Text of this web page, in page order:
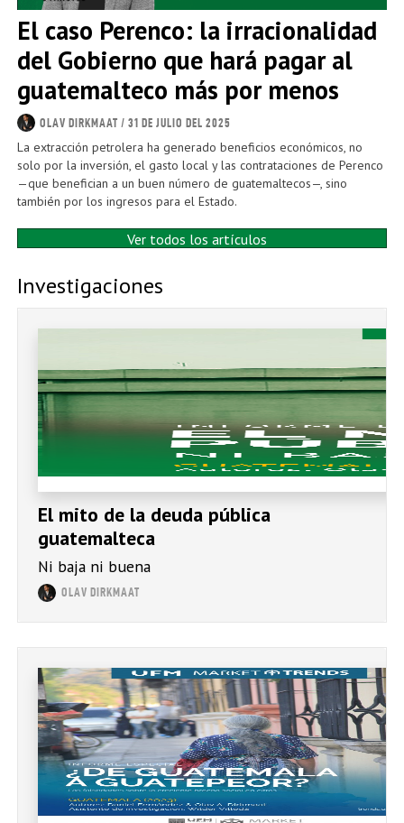
El caso Perenco: la irracionalidad
del Gobierno que hará pagar al
guatemalteco más por menos
OLAV DIRKMAAT / 31 DE JULIO DEL 2025
La extracción petrolera ha generado beneficios económicos, no
solo por la inversión, el gasto local y las contrataciones de Perenco
—que benefician a un buen número de guatemaltecos—, sino
también por los ingresos para el Estado.
Ver todos los artículos
Investigaciones
El mito de la deuda pública
guatemalteca
Ni baja ni buena
OLAV DIRKMAAT